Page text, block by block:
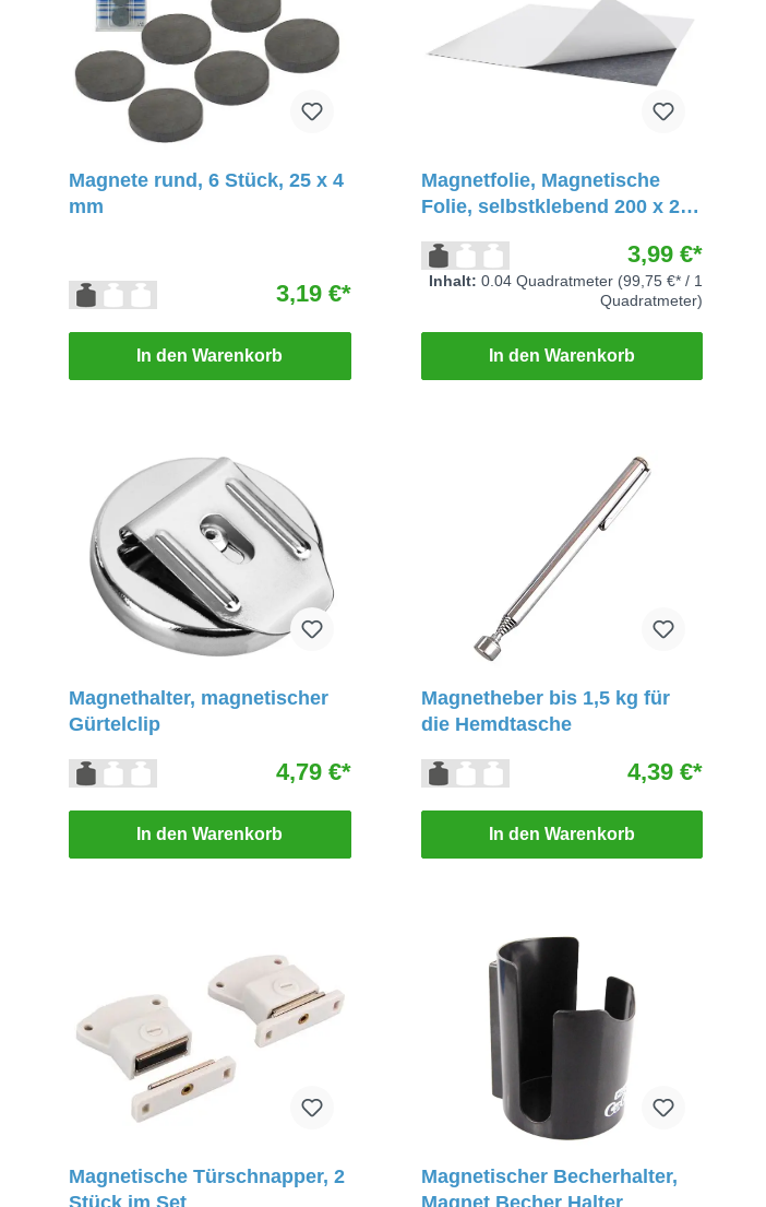
Magnete rund, 6 Stück, 25 x 4
mm
3,19 €*
In den Warenkorb
Magnetfolie, Magnetische
Folie, selbstklebend 200 x 200
3,99 €*
Inhalt: 0.04 Quadratmeter (99,75 €* / 1
Quadratmeter)
In den Warenkorb
Magnethalter, magnetischer
Gürtelclip
4,79 €*
In den Warenkorb
Magnetheber bis 1,5 kg für
die Hemdtasche
4,39 €*
In den Warenkorb
Magnetische Türschnapper, 2
Stück im Set
Magnetischer Becherhalter,
Magnet Becher Halter